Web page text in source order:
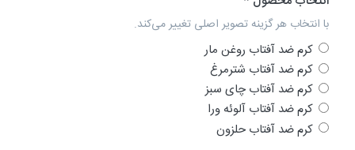
با انتخاب هر گزینه تصویر اصلی تغییر می‌کند.
کرم ضد آفتاب روغن مار
کرم ضد آفتاب شترمرغ
کرم ضد آفتاب چای سبز
کرم ضد آفتاب آلوئه ورا
کرم ضد آفتاب حلزون